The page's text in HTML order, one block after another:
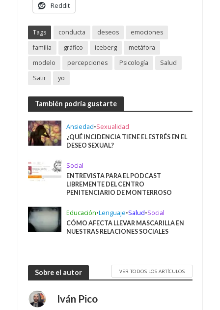
Reddit
Tags conducta deseos
emociones
familia
gráfico iceberg
metáfora
modelo
percepciones Psicología
Salud
Satir
yo
También podría gustarte
Ansiedad•Sexualidad
¿QUÉ INCIDENCIA TIENE EL ESTRÉS EN EL
DESEO SEXUAL?
Social
ENTREVISTA PARA EL PODCAST
LIBREMENTE DEL CENTRO
PENITENCIARIO DE MONTERROSO
Educación•Lenguaje•Salud•Social
CÓMO AFECTA LLEVAR MASCARILLA EN
NUESTRAS RELACIONES SOCIALES
Sobre el autor VER TODOS LOS ARTÍCULOS
Iván Pico